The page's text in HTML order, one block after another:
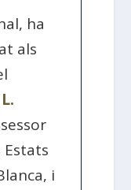
ha
als
i